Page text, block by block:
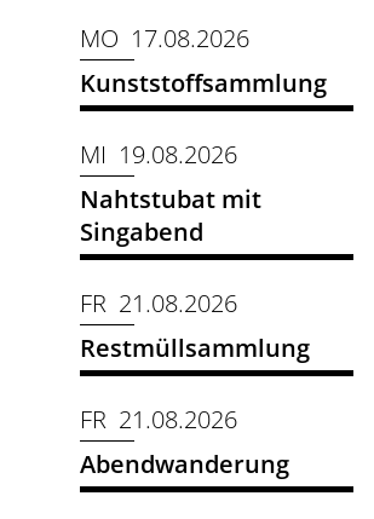
MO 17.08.2026
Kunststoffsammlung
MI 19.08.2026
Nahtstubat mit
Singabend
FR 21.08.2026
Restmüllsammlung
FR 21.08.2026
Abendwanderung